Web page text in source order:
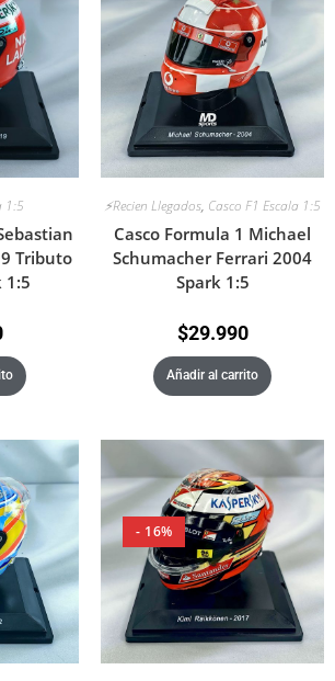
1:5
Tributo
1:5
⚡Recien Llegados, Casco F1 Escala 1:5
Casco Formula 1 Michael
Schumacher Ferrari 2004
Spark 1:5
$29.990
Añadir al carrito
- 16%